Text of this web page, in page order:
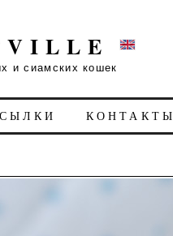
и сиамских кошек
КОНТАКТЫ